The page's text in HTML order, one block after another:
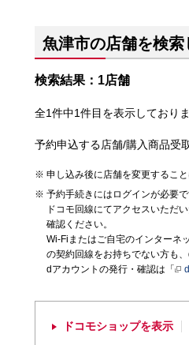
魚津市の店舗を検
検索結果：1店舗
全1件中1件目を表示しており
予約申込する店舗/購入商品受
申し込み後に店舗を変更すること
予約手続きにはログインが必要で
ドコモ回線にてアクセスいただ
確認ください。
Wi-Fiまたはご自宅のインターネ
の契約回線をお持ちでない方も
dアカウントの発行・確認は「
ドコモショップを表示